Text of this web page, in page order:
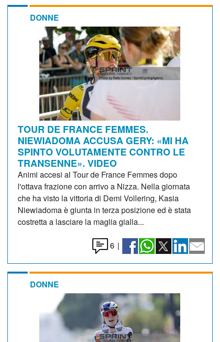
DONNE
TOUR DE FRANCE FEMMES.
NIEWIADOMA ACCUSA GERY: «MI HA
SPINTO VOLUTAMENTE CONTRO LE
TRANSENNE». VIDEO
Animi accesi al Tour de France Femmes dopo
l'ottava frazione con arrivo a Nizza. Nella giornata
che ha visto la vittoria di Demi Vollering, Kasia
Niewiadoma è giunta in terza posizione ed è stata
costretta a lasciare la maglia gialla...
6 |
DONNE